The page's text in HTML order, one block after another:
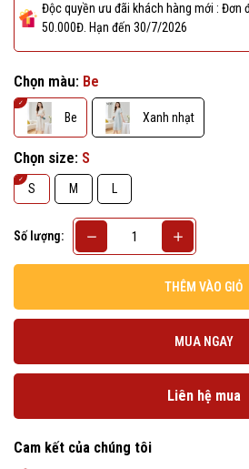
Độc quyền ưu đãi khách hàng mới : Đơn
50.000Đ. Hạn đến 30/7/2026
Chọn màu: Be
Be Xanh nhạt
Chọn size: S
S M L
Số lượng:
THÊM VÀO GIỎ
MUA NGAY
Liên hệ mua
Cam kết của chúng tôi